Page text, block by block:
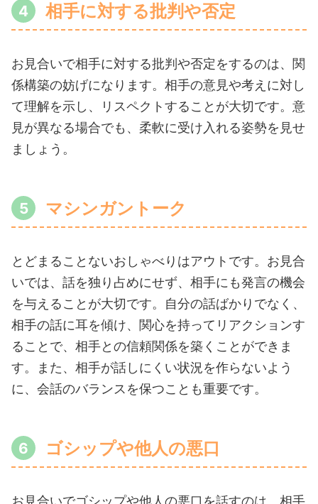
相手に対する批判や否定
お見合いで相手に対する批判や否定をするのは、関
係構築の妨げになります。相手の意見や考えに対し
て理解を示し、リスペクトすることが大切です。意
見が異なる場合でも、柔軟に受け入れる姿勢を見せ
ましょう。
マシンガントーク
とどまることないおしゃべりはアウトです。お見合
いでは、話を独り占めにせず、相手にも発言の機会
を与えることが大切です。自分の話ばかりでなく、
相手の話に耳を傾け、関心を持ってリアクションす
ることで、相手との信頼関係を築くことができま
す。また、相手が話しにくい状況を作らないよう
に、会話のバランスを保つことも重要です。
ゴシップや他人の悪口
お見合いでゴシップや他人の悪口を話すのは、相手